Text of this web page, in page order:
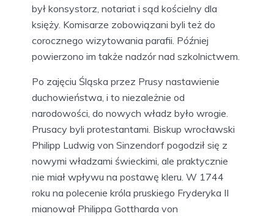
był konsystorz, notariat i sąd kościelny dla
księży. Komisarze zobowiązani byli też do
corocznego wizytowania parafii. Później
powierzono im także nadzór nad szkolnictwem.
Po zajęciu Śląska przez Prusy nastawienie
duchowieństwa, i to niezależnie od
narodowości, do nowych władz było wrogie.
Prusacy byli protestantami. Biskup wrocławski
Philipp Ludwig von Sinzendorf pogodził się z
nowymi władzami świeckimi, ale praktycznie
nie miał wpływu na postawę kleru. W 1744
roku na polecenie króla pruskiego Fryderyka II
mianował Philippa Gottharda von